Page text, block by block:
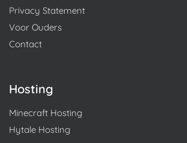
Privacy Statement
Voor Ouders
Contact
Hosting
Minecraft Hosting
Hytale Hosting